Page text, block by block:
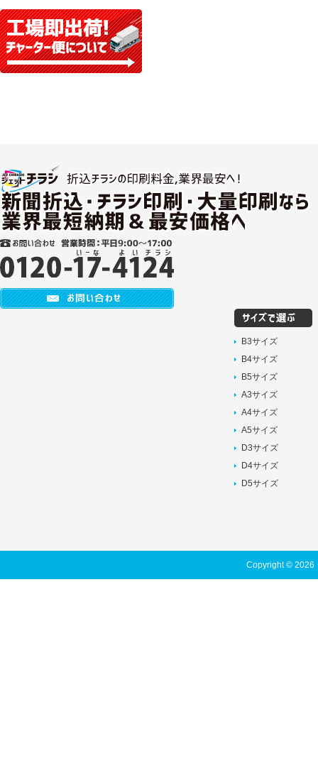
B3サイズ
B4サイズ
B5サイズ
A3サイズ
A4サイズ
A5サイズ
D3サイズ
D4サイズ
D5サイズ
Copyright © 2026